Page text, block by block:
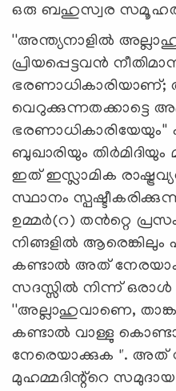
ഒരു ബഹുസ്വര
''അന്ത്യനാളിൽ
പ്രിയപ്പെട്ടവൻ
ഭരണാധികാരിയാണ്;
വെറുക്കുന്നതക്കാട്ടെ
ബുഖാരിയും തിർമിദിയും
ഇത് ഇസ്ലാമിക
സ്ഥാനം
ഉമ്മർ(റ) തൻറ്റെ
നിങ്ങളിൽ
കണ്ടാൽ അത്
സദസ്സിൽ നിന്ന് ഒരാൾ
''അല്ലാഹുവാണെ,
കണ്ടാൽ വാള്ളു
നേരെയാക്കുക ". അത്
മുഹമ്മദിന്റ്റെ